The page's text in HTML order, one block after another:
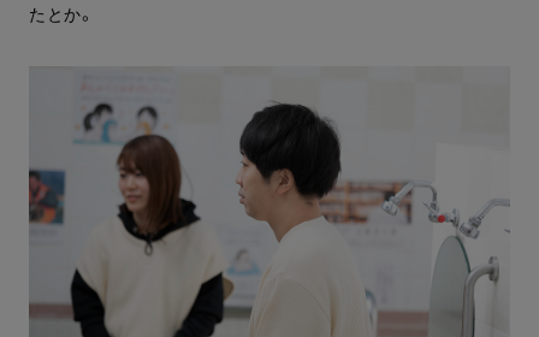
たとか。